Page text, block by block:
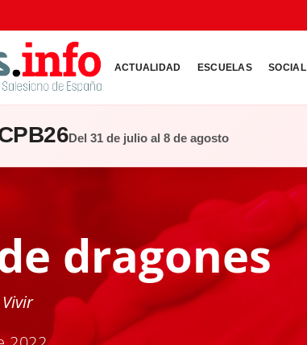
ACTUALIDAD ESCUELAS SOCIAL
Del 31 de julio al 8 de agosto
dragones